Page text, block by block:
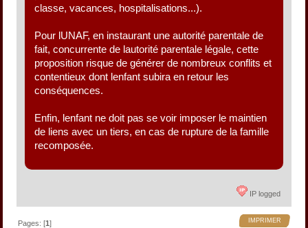
classe, vacances, hospitalisations...).
Pour lUNAF, en instaurant une autorité parentale de
fait, concurrente de lautorité parentale légale, cette
proposition risque de générer de nombreux conflits et
contentieux dont lenfant subira en retour les
conséquences.
Enfin, lenfant ne doit pas se voir imposer le maintien
de liens avec un tiers, en cas de rupture de la famille
recomposée.
IP logged
IMPRIMER
Pages: [1]